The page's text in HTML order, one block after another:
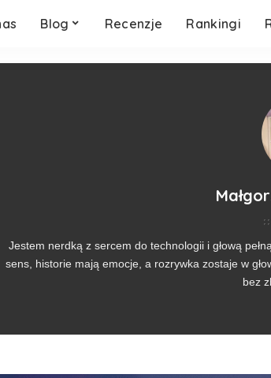
Blog Recenzje Rankingi
Jestem nerdką z sercem do technologii i głową
sens, historie mają emocje, a rozrywka zostaje w
bez